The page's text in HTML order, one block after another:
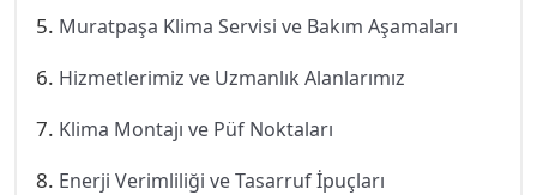
Muratpaşa Klima Servisi ve Bakım Aşamaları
Hizmetlerimiz ve Uzmanlık Alanlarımız
Klima Montajı ve Püf Noktaları
Enerji Verimliliği ve Tasarruf İpuçları